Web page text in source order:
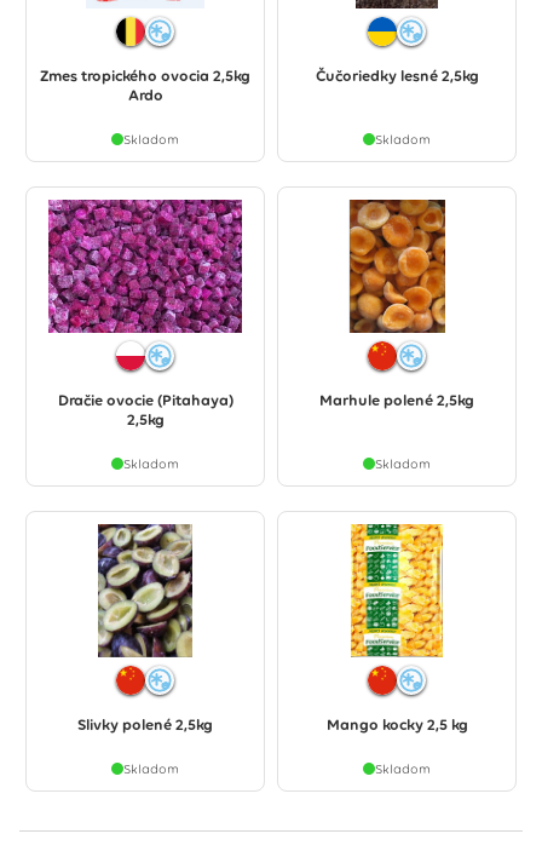
Zmes tropického ovocia 2,5kg
Ardo
Skladom
Čučoriedky lesné 2,5kg
Skladom
Dračie ovocie (Pitahaya)
2,5kg
Skladom
Marhule polené 2,5kg
Skladom
Slivky polené 2,5kg
Skladom
Mango kocky 2,5 kg
Skladom